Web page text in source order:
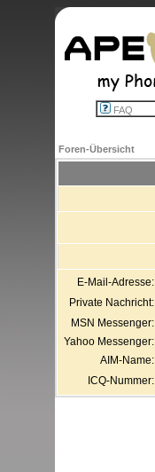
FAQ
Foren-Übersicht
E-Mail-Adresse:
Private Nachricht:
MSN Messenger:
Yahoo Messenger:
AIM-Name:
ICQ-Nummer: